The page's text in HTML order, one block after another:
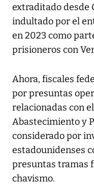
extraditado desde
indultado por el
en 2023 como
prisioneros con
Ahora, fiscales
por presuntas
relacionadas con
Abastecimiento y
considerado por
estadounidenses
presuntas tramas
chavismo.